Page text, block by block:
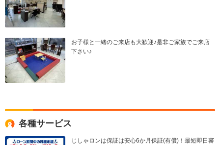
お子様と一緒のご来店も大歓迎♪是非ご家族でご来店
下さい♪
各種サービス
じしゃロンは保証は安心6か月保証(有償)！最短即日審